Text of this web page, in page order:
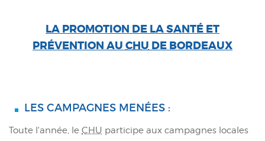
LA PROMOTION DE LA SANTÉ ET
PRÉVENTION AU CHU DE BORDEAUX
LES CAMPAGNES MENÉES :
Toute l'année, le CHU participe aux campagnes locales